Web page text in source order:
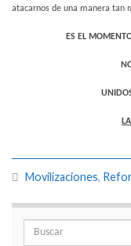
atacarnos de una manera tan
ES EL
U
Movilizaciones,
Search for: